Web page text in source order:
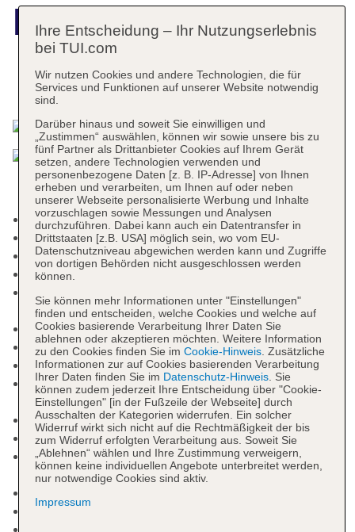
Palm
Das bietet Ihre Unterkunft
Check-in Zeit ab 15:00 Uhr
Check-out Zeit bis 12:00 Uhr
Hoteleröffnung: 2021
Rezeption: täglich 24 Stunden
russisch
Lift
Geldautomat in der Unterkunft
Gartenanlage
Pool: ohne Gebühr, Indoor, Outdoor, beheizbar,
Liegen: ohne Gebühr, Liegestühle: ohne Gebühr
Badetücher: ohne Gebühr
Ladenzeile, Boutique, Juwelier, Friseur
Internet: WLAN/WiFi, im gesamten Hotel
(Anlage): ohne Gebühr
Concierge Service, Gepäckservice
Ihre Entscheidung – Ihr Nutzungserlebnis
bei TUI.com
Wir nutzen Cookies und andere Technologien, die für
Services und Funktionen auf unserer Website notwendig
sind.
Darüber hinaus und soweit Sie einwilligen und
„Zustimmen“ auswählen, können wir sowie unsere bis zu
fünf Partner als Drittanbieter Cookies auf Ihrem Gerät
setzen, andere Technologien verwenden und
personenbezogene Daten [z. B. IP-Adresse] von Ihnen
erheben und verarbeiten, um Ihnen auf oder neben
unserer Webseite personalisierte Werbung und Inhalte
vorzuschlagen sowie Messungen und Analysen
durchzuführen. Dabei kann auch ein Datentransfer in
Drittstaaten [z.B. USA] möglich sein, wo vom EU-
Datenschutzniveau abgewichen werden kann und Zugriffe
von dortigen Behörden nicht ausgeschlossen werden
können.
Sie können mehr Informationen unter "Einstellungen"
finden und entscheiden, welche Cookies und welche auf
Cookies basierende Verarbeitung Ihrer Daten Sie
ablehnen oder akzeptieren möchten. Weitere Information
zu den Cookies finden Sie im Cookie-Hinweis. Zusätzliche
Informationen zur auf Cookies basierenden Verarbeitung
Ihrer Daten finden Sie im Datenschutz-Hinweis. Sie
können zudem jederzeit Ihre Entscheidung über "Cookie-
Einstellungen" [in der Fußzeile der Webseite] durch
Ausschalten der Kategorien widerrufen. Ein solcher
Widerruf wirkt sich nicht auf die Rechtmäßigkeit der bis
zum Widerruf erfolgten Verarbeitung aus. Soweit Sie
„Ablehnen“ wählen und Ihre Zustimmung verweigern,
können keine individuellen Angebote unterbreitet werden,
nur notwendige Cookies sind aktiv.
Impressum